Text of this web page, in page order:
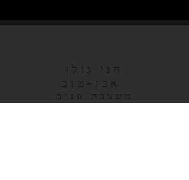
חני גולן
מעצבת פנים